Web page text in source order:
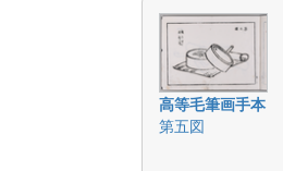
高等毛筆画手本
第五図